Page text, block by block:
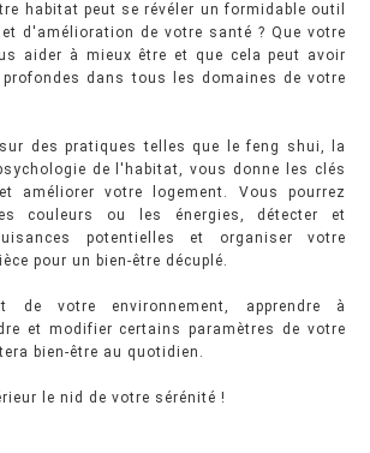
habitat peut se révéler un formidable outil
d'amélioration de votre santé ? Que votre
aider à mieux être et que cela peut avoir
dans tous les domaines de votre
des pratiques telles que le feng shui, la
de l'habitat, vous donne les clés
améliorer votre logement. Vous pourrez
couleurs ou les énergies, détecter et
potentielles et organiser votre
pour un bien-être décuplé.
de votre environnement, apprendre à
et modifier certains paramètres de votre
bien-être au quotidien.
le nid de votre sérénité !